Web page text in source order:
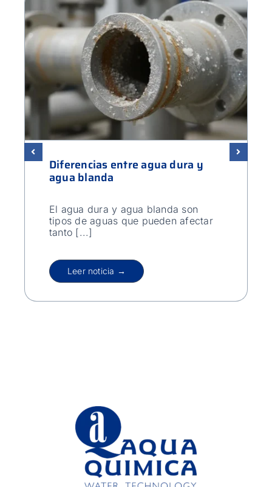
Diferencias entre agua dura y
agua blanda
El agua dura y agua blanda son
tipos de aguas que pueden afectar
tanto [...]
Leer noticia →